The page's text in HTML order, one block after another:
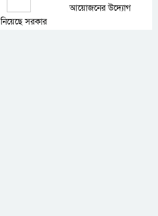
আয়োজনের উদ্যোগ
নিয়েছে সরকার